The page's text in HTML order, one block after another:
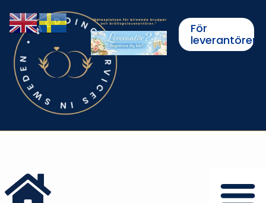
För
leverantörer